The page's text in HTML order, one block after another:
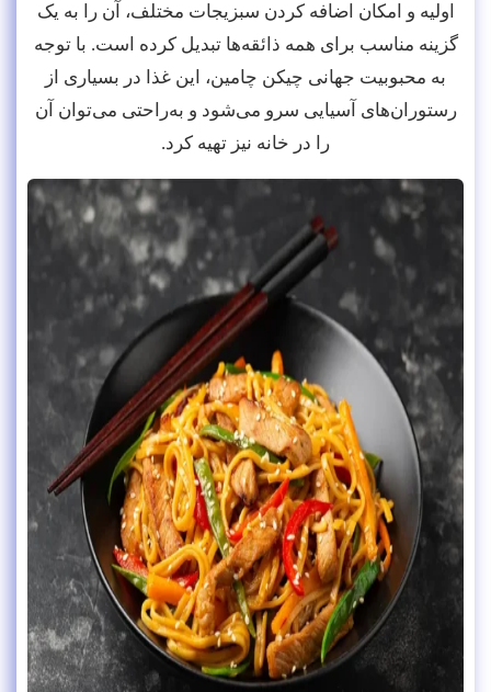
اولیه و امکان اضافه کردن سبزیجات مختلف، آن را به یک
گزینه مناسب برای همه ذائقه‌ها تبدیل کرده است. با توجه
به محبوبیت جهانی چیکن چامین، این غذا در بسیاری از
رستوران‌های آسیایی سرو می‌شود و به‌راحتی می‌توان آن
را در خانه نیز تهیه کرد.